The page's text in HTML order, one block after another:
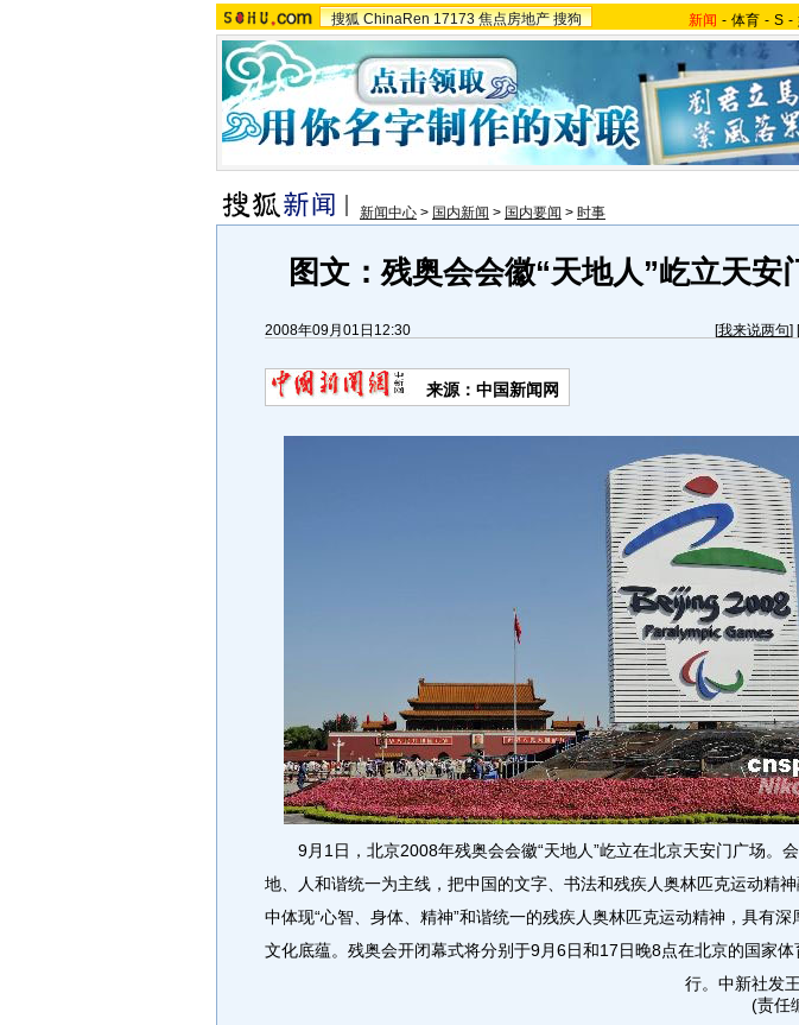
搜狐 ChinaRen 17173 焦点房地产 搜狗 新闻 - 体育 - S -
新闻中心 > 国内新闻 > 国内要闻 > 时事
图文：残奥会会徽“天地人”屹立天安
2008年09月01日12:30 [我来说两句]
来源：中国新闻网
9月1日，北京2008年残奥会会徽“天地人”屹立在北京天安门广场。会
地、人和谐统一为主线，把中国的文字、书法和残疾人奥林匹克运动精
中体现“心智、身体、精神”和谐统一的残疾人奥林匹克运动精神，具有深
文化底蕴。残奥会开闭幕式将分别于9月6日和17日晚8点在北京的国家体
行。中新社发
(责任